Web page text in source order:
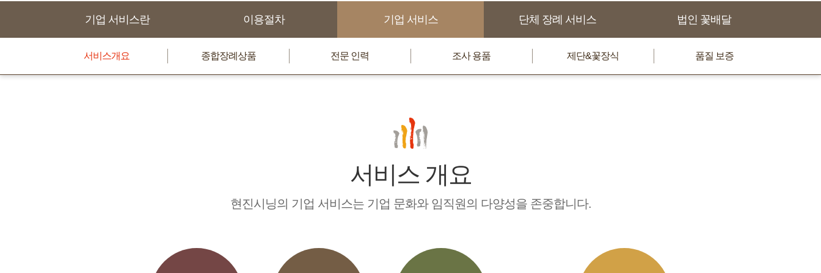
기업 서비스란 이용절차 기업 서비스 단체 장례 서비스 법인 꽃배달
서비스개요 종합장례상품 전문 인력 조사 용품 제단&꽃장식 품질 보증
서비스 개요
현진시닝의 기업 서비스는 기업 문화와 임직원의 다양성을 존중합니다.